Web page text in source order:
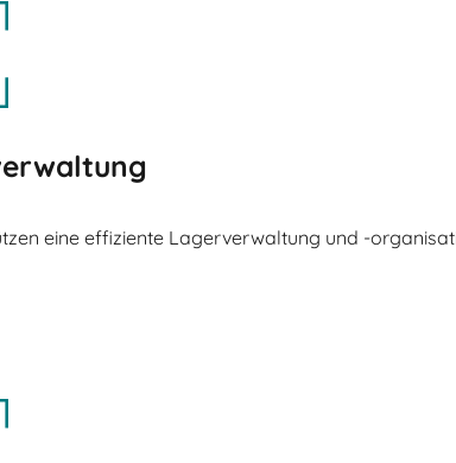
eine effiziente Lagerverwaltung und -